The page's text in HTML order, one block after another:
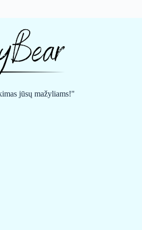
jūsų mažyliams!"